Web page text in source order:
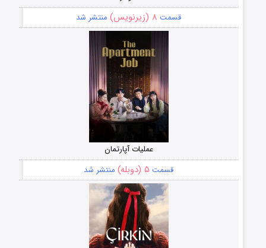
قسمت ۸ (زیرنویس) منتشر شد
عملیات آپارتمان
قسمت ۵ (دوبله) منتشر شد